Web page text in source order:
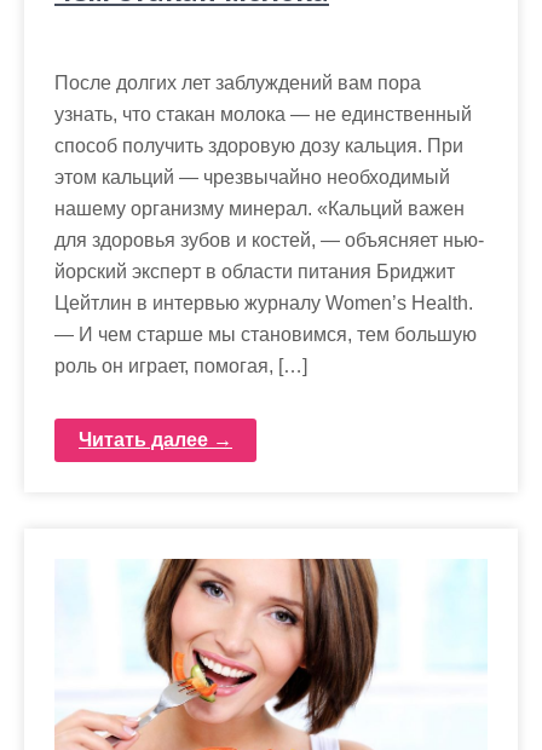
После долгих лет заблуждений вам пора
узнать, что стакан молока — не единственный
способ получить здоровую дозу кальция. При
этом кальций — чрезвычайно необходимый
нашему организму минерал. «Кальций важен
для здоровья зубов и костей, — объясняет нью-
йорский эксперт в области питания Бриджит
Цейтлин в интервью журналу Women’s Health.
— И чем старше мы становимся, тем большую
роль он играет, помогая, […]
Читать далее →